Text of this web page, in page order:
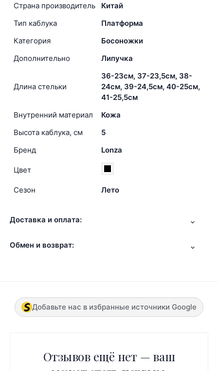
Страна производитель
Китай
Тип каблука
Платформа
Категория
Босоножки
Дополнительно
Липучка
Длина стельки
36-23см, 37-23,5см, 38-
24см, 39-24,5см, 40-25см,
41-25,5см
Внутренний материал
Кожа
Высота каблука, см
5
Бренд
Lonza
Цвет
Сезон Лето
Доставка и оплата:
Обмен и возврат:
Добавьте нас в избранные источники Google
Отзывов ещё нет — ваш